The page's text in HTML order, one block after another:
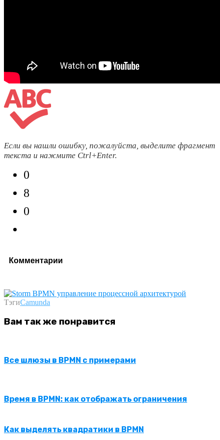
Если вы нашли ошибку, пожалуйста, выделите фрагмент
текста и нажмите Ctrl+Enter.
0
8
0
Комментарии
ТэгиCamunda
Вам так же понравится
Все шлюзы в BPMN с примерами
Время в BPMN: как отображать ограничения
Как выделять квадратики в BPMN